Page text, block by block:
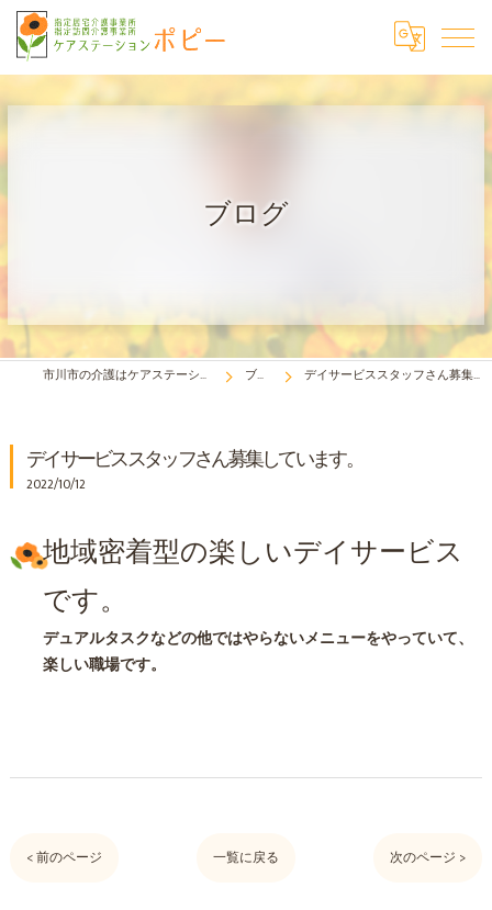
ブログ
市川市の介護はケアステーション・ポピー ブログ デイサービススタッフさん募集しています。
デイサービススタッフさん募集しています。
2022/10/12
デュアルタスクなどの他ではやらないメニューをやっていて、
楽しい職場です。
地域密着型の楽しいデイサービス
です。
< 前のページ 一覧に戻る 次のページ >